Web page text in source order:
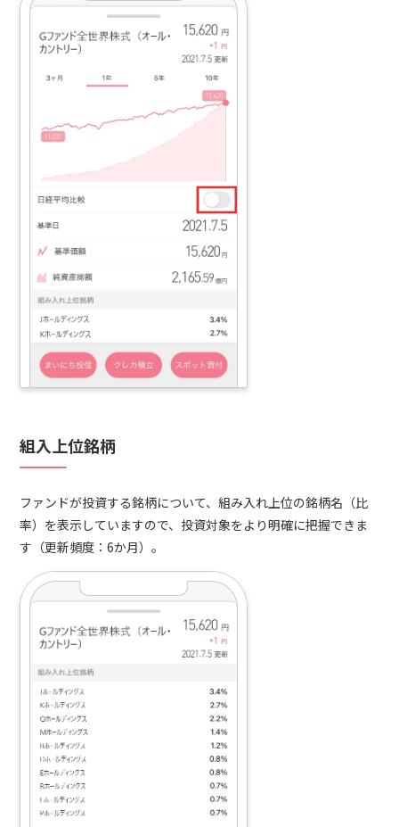
組入上位銘柄
ファンドが投資する銘柄について、組み入れ上位の銘柄名（比
率）を表示していますので、投資対象をより明確に把握できま
す（更新頻度：6か月）。